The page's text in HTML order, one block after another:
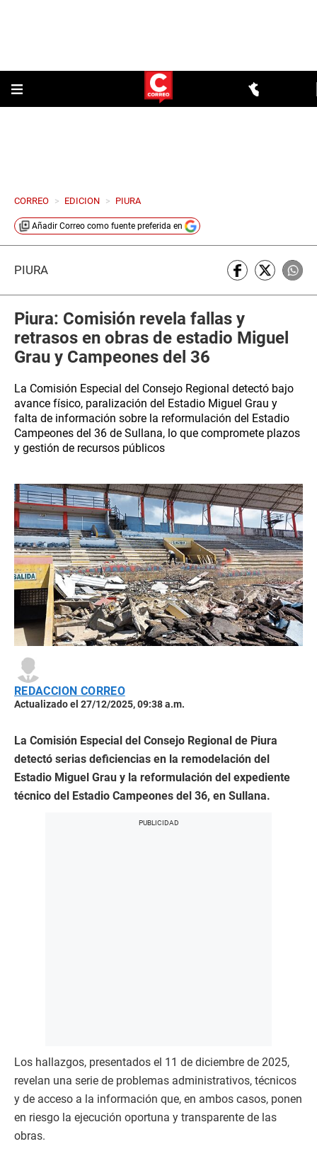
CORREO > EDICION > PIURA
Añadir Correo como fuente preferida en
PIURA
Piura: ​Comisión revela fallas y
retrasos en obras de estadio Miguel
Grau y Campeones del 36
La Comisión Especial del Consejo Regional detectó bajo
avance físico, paralización del Estadio Miguel Grau y
falta de información sobre la reformulación del Estadio
Campeones del 36 de Sullana, lo que compromete plazos
y gestión de recursos públicos
REDACCION CORREO
Actualizado el 27/12/2025, 09:38 a.m.
La Comisión Especial del Consejo Regional de Piura
detectó serias deficiencias en la remodelación del
Estadio Miguel Grau y la reformulación del expediente
técnico del Estadio Campeones del 36, en Sullana.
Los hallazgos, presentados el 11 de diciembre de 2025,
revelan una serie de problemas administrativos, técnicos
y de acceso a la información que, en ambos casos, ponen
en riesgo la ejecución oportuna y transparente de las
obras.